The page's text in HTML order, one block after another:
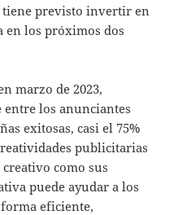
previsto invertir en
en los próximos dos
marzo de 2023,
entre los anunciantes
exitosas, casi el 75%
publicitarias
como sus
puede ayudar a los
eficiente,